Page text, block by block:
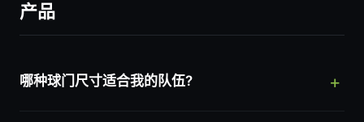
产品
哪种球门尺寸适合我的队伍?